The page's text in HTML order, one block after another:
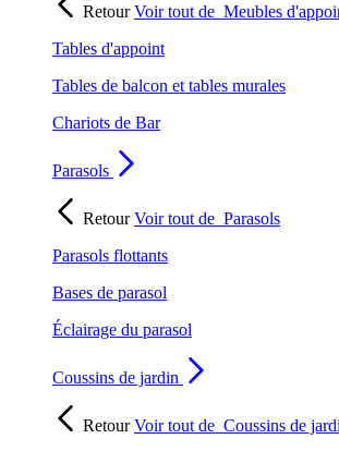
RetourVoir tout de Meubles
Tables d'appoint
Tables de balcon et tables murales
Chariots de Bar
Parasols
RetourVoir tout de Parasols
Parasols flottants
Bases de parasol
Éclairage du parasol
Coussins de jardin
RetourVoir tout de Coussins de